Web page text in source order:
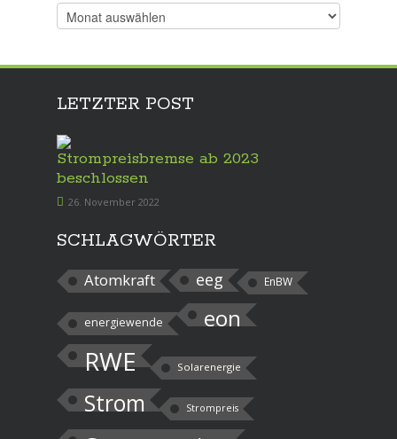
Ältere
Beiträge
LETZTER POST
Strompreisbremse ab 2023
beschlossen
26. November 2022
SCHLAGWÖRTER
Atomkraft eeg EnBW
energiewende eon
RWE Solarenergie
Strom Strompreis